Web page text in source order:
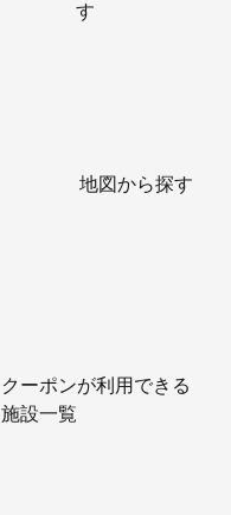
す
地図から探す
クーポンが利用できる
施設一覧